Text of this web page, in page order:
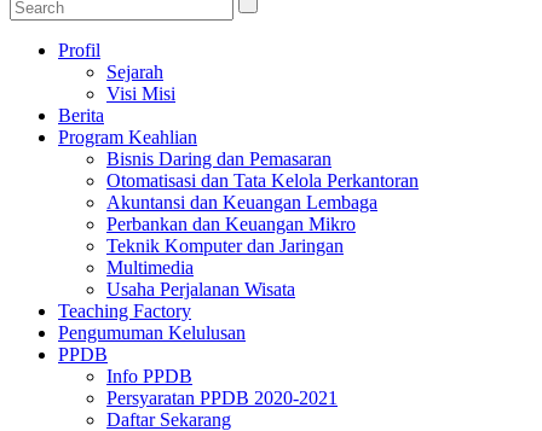
Profil
Sejarah
Visi Misi
Berita
Program Keahlian
Bisnis Daring dan Pemasaran
Otomatisasi dan Tata Kelola Perkantoran
Akuntansi dan Keuangan Lembaga
Perbankan dan Keuangan Mikro
Teknik Komputer dan Jaringan
Multimedia
Usaha Perjalanan Wisata
Teaching Factory
Pengumuman Kelulusan
PPDB
Info PPDB
Persyaratan PPDB 2020-2021
Daftar Sekarang